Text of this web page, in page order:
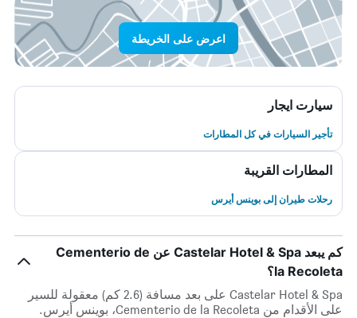
اعرض على الخريطة
سيارت ايجار
تأجير السيارات في كل المطارات
المطارات القريبة
رحلات طيران إلى بوينس أيرس
كم يبعد Castelar Hotel & Spa عن Cementerio de
la Recoleta؟
Castelar Hotel & Spa على بعد مسافة (2.6 كم) معقولة للسير
على الأقدام من Cementerio de la Recoleta، بوينس أيرس.